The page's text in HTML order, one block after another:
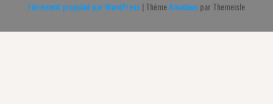
Fièrement propulsé par WordPress|ThèmeAmadeuspar Themeisle